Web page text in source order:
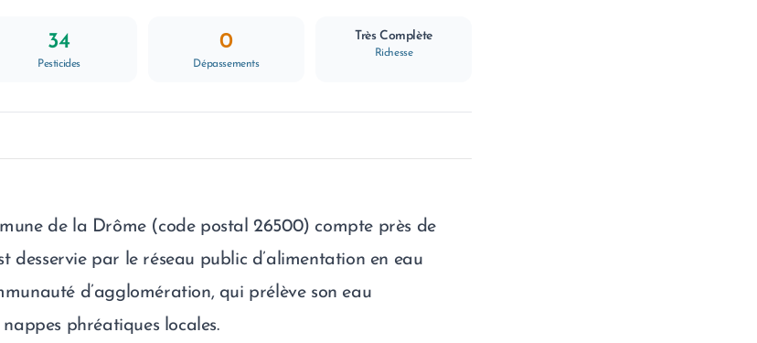
34
Pesticides
0
Dépassements
Très Complète
Richesse
de la Drôme (code postal 26500) compte près de
desservie par le réseau public d’alimentation en eau
d’agglomération, qui prélève son eau
phréatiques locales.